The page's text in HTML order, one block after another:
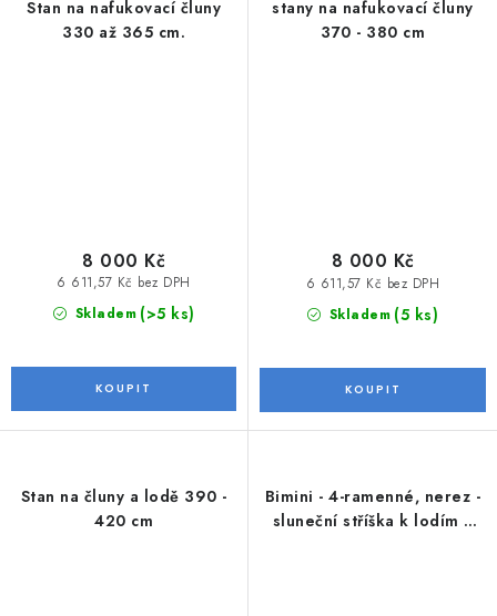
Stan na nafukovací čluny
330 až 365 cm.
Skladem (>5 ks)
6 611,57 Kč bez DPH
8 000 Kč
stany na nafukovací čluny
370 - 380 cm
Skladem (5 ks)
6 611,57 Kč bez DPH
8 000 Kč
Stan na čluny a lodě 390 -
420 cm
Bimini - 4-ramenné, nerez -
sluneční stříška k lodím a